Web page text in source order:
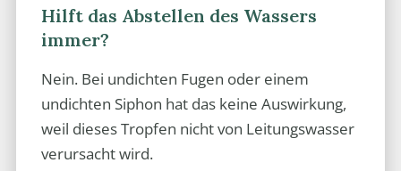
Hilft das Abstellen des Wassers
immer?
Nein. Bei undichten Fugen oder einem
undichten Siphon hat das keine Auswirkung,
weil dieses Tropfen nicht von Leitungswasser
verursacht wird.